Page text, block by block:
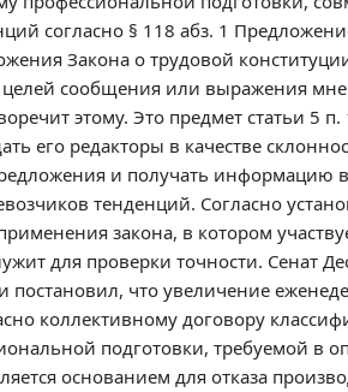
согласно § 118 абз. 1
Закона о трудовой
сообщения или выражения
этому. Это предмет статьи 5
его редакторы в качестве
и получать информацию в
тенденций. Согласно
закона, в котором
для проверки точности. Сенат
постановил, что увеличение
коллективному договору
подготовки, требуемой в
основанием для отказа